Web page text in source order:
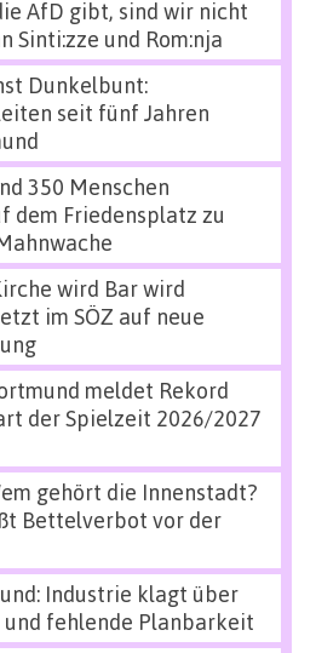
AfD gibt, sind wir nicht
Sinti:zze und Rom:nja
Dunkelbunt:
seit fünf Jahren
350 Menschen
dem Friedensplatz zu
wird Bar wird
im SÖZ auf neue
meldet Rekord
der Spielzeit 2026/2027
gehört die Innenstadt?
Bettelverbot vor der
Industrie klagt über
und fehlende Planbarkeit